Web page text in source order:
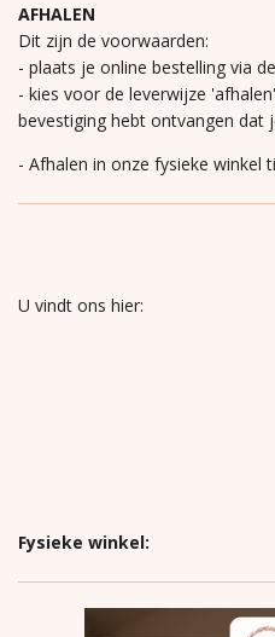
AFHALEN
Dit zijn de voorwaarden:
- plaats je online bestelling via
- kies voor de leverwijze
bevestiging hebt ontvangen dat
- Afhalen in onze fysieke winkel
U vindt ons hier:
Fysieke winkel: